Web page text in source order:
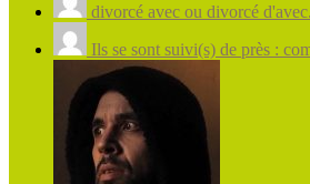
divorcé avec ou divorcé d'avec.
Ils se sont suivi(s) de près :